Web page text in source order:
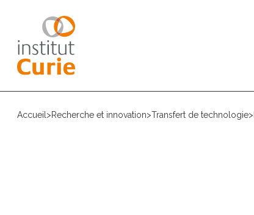
Accueil >Recherche et innovation>Transfert de technologie>